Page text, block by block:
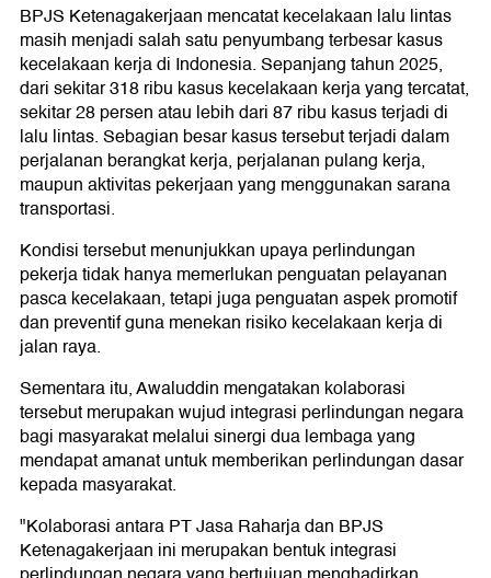
BPJS Ketenagakerjaan mencatat kecelakaan lalu lintas
masih menjadi salah satu penyumbang terbesar kasus
kecelakaan kerja di Indonesia. Sepanjang tahun 2025,
dari sekitar 318 ribu kasus kecelakaan kerja yang tercatat,
sekitar 28 persen atau lebih dari 87 ribu kasus terjadi di
lalu lintas. Sebagian besar kasus tersebut terjadi dalam
perjalanan berangkat kerja, perjalanan pulang kerja,
maupun aktivitas pekerjaan yang menggunakan sarana
transportasi.
Kondisi tersebut menunjukkan upaya perlindungan
pekerja tidak hanya memerlukan penguatan pelayanan
pasca kecelakaan, tetapi juga penguatan aspek promotif
dan preventif guna menekan risiko kecelakaan kerja di
jalan raya.
Sementara itu, Awaluddin mengatakan kolaborasi
tersebut merupakan wujud integrasi perlindungan negara
bagi masyarakat melalui sinergi dua lembaga yang
mendapat amanat untuk memberikan perlindungan dasar
kepada masyarakat.
"Kolaborasi antara PT Jasa Raharja dan BPJS
Ketenagakerjaan ini merupakan bentuk integrasi